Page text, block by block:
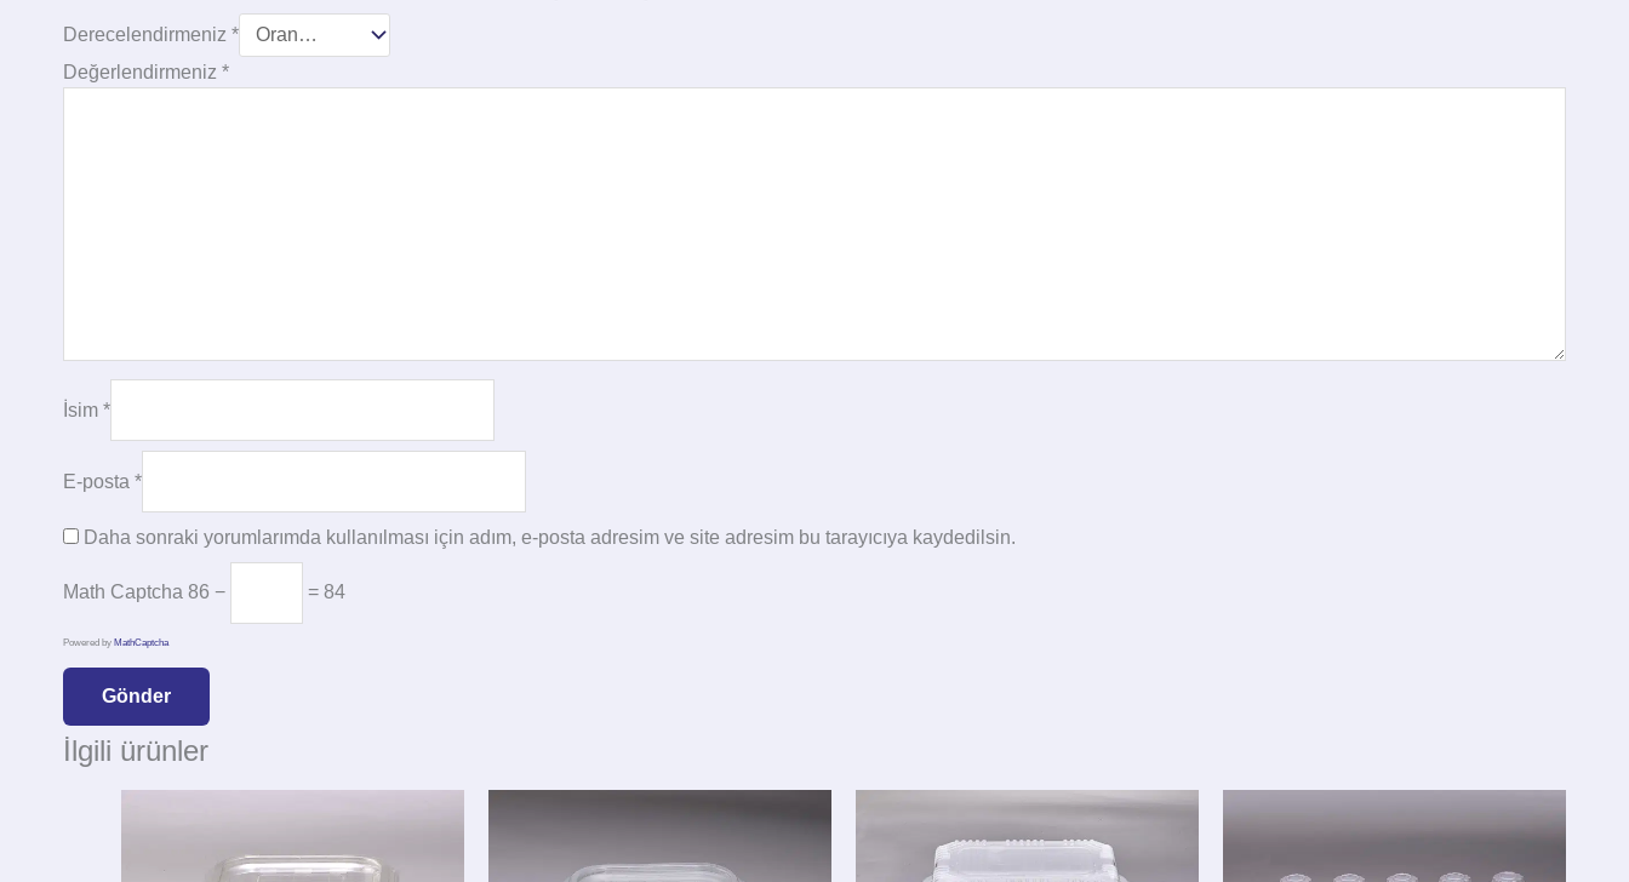
Derecelendirmeniz *
Değerlendirmeniz *
İsim *
E-posta *
Daha sonraki yorumlarımda kullanılması için adım, e-posta adresim ve site adresim bu tarayıcıya kaydedilsin.
Math Captcha 86 − = 84
Powered by MathCaptcha
İlgili ürünler